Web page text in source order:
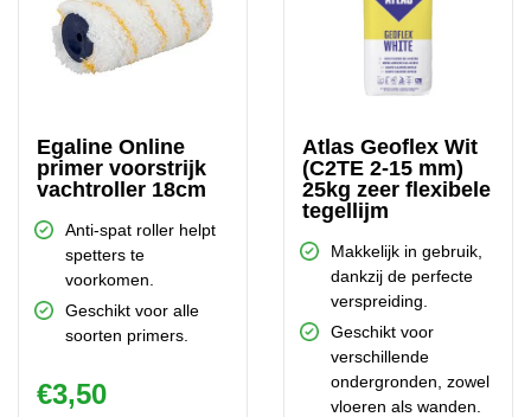
Egaline Online
primer voorstrijk
vachtroller 18cm
Anti-spat roller helpt
spetters te
voorkomen.
Geschikt voor alle
soorten primers.
€3,50
Atlas Geoflex Wit
(C2TE 2-15 mm)
25kg zeer flexibele
tegellijm
Makkelijk in gebruik,
dankzij de perfecte
verspreiding.
Geschikt voor
verschillende
ondergronden, zowel
vloeren als wanden.